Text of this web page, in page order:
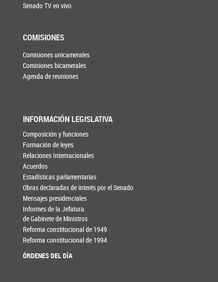
Senado TV en vivo
COMISIONES
Comisiones unicamerales
Comisiones bicamerales
Agenda de reuniones
INFORMACIÓN LEGISLATIVA
Composición y funciones
Formación de leyes
Relaciones Internacionales
Acuerdos
Estadísticas parlamentarias
Obras declaradas de interés por el Senado
Mensajes presidenciales
Informes de la Jefatura
de Gabinete de Ministros
Reforma constitucional de 1949
Reforma constitucional de 1994
ÓRDENES DEL DÍA